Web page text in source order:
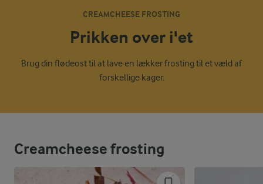
CREAMCHEESE FROSTING
Prikken over i'et
Brug din flødeost til at lave en lækker frosting til et væld af
forskellige kager.
Creamcheese frosting